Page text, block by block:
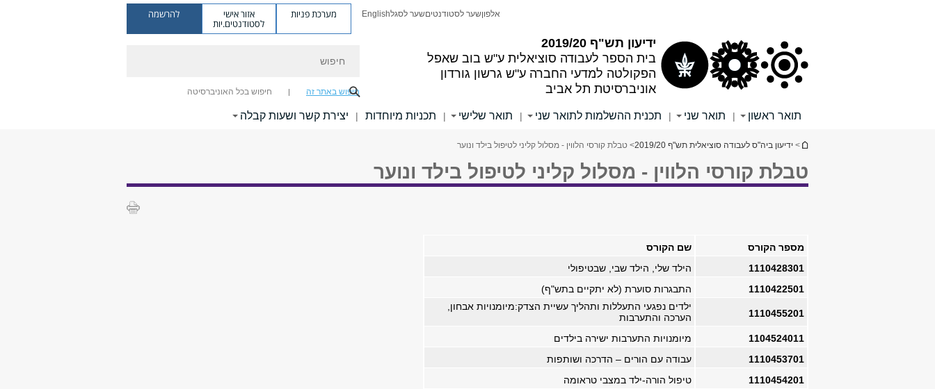
ידיעון תש"ף 2019/20
בית הספר לעבודה סוציאלית ע"ש בוב שאפל
הפקולטה למדעי החברה ע"ש גרשון גורדון
אוניברסיטת תל אביב
אלפוןשער לסטודנטיםשער לסגלEnglish מערכת פניות אזור אישי
לסטודנטים.יות
להרשמה
חיפוש באתר זה חיפוש בכל האוניברסיטה
תואר ראשון | תואר שני | תכנית ההשלמות לתואר שני | תואר שלישי | תכניות מיוחדות | יצירת קשר ושעות קבלה
הינך נמצא כאן
> ידיעון ביה"ס לעבודה סוציאלית תש"ף 2019/20 > טבלת קורסי הלווין - מסלול קליני לטיפול בילד ונוער
טבלת קורסי הלווין - מסלול קליני לטיפול בילד ונוער
מספר הקורס
שם הקורס
1110428301
הילד שלי, הילד שבי, שבטיפולי
1110422501
התבגרות סוערת (לא יתקיים בתש"ף)
1110455201
ילדים נפגעי התעללות ותהליך עשיית הצדק:מיומנויות אבחון,
הערכה והתערבות
1104524011
מיומנויות התערבות ישירה בילדים
1110453701
עבודה עם הורים – הדרכה ושותפות
1110454201
טיפול הורה-ילד במצבי טראומה